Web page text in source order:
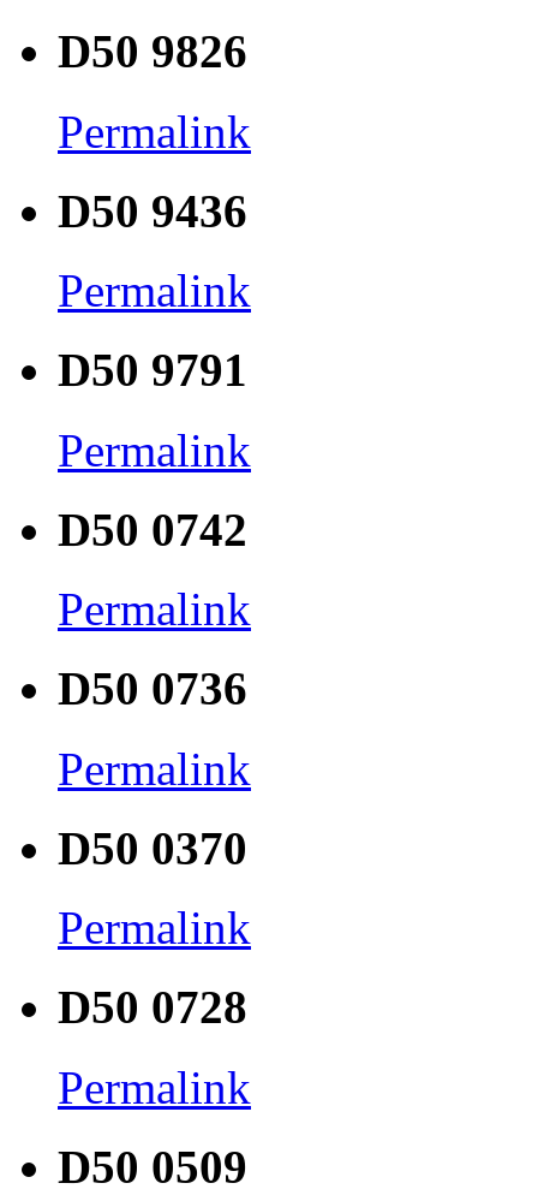
D50 9826
Permalink
D50 9436
Permalink
D50 9791
Permalink
D50 0742
Permalink
D50 0736
Permalink
D50 0370
Permalink
D50 0728
Permalink
D50 0509